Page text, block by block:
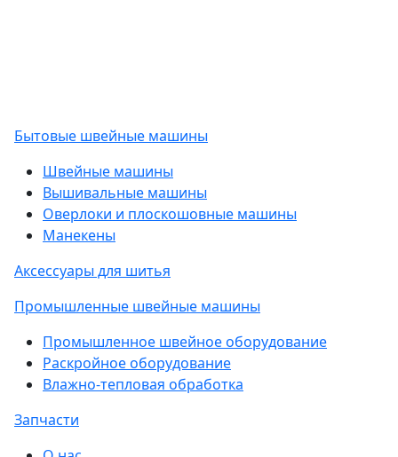
Бытовые швейные машины
Швейные машины
Вышивальные машины
Оверлоки и плоскошовные машины
Манекены
Аксессуары для шитья
Промышленные швейные машины
Промышленное швейное оборудование
Раскройное оборудование
Влажно-тепловая обработка
Запчасти